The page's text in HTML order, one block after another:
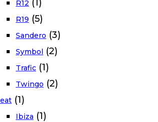
R12 (1)
R19 (5)
Sandero (3)
Symbol (2)
Trafic (1)
Twingo (2)
(1)
Ibiza (1)